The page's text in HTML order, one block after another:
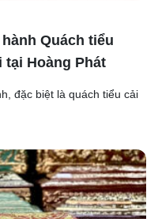
Quách tiểu
tại Hoàng Phát
đặc biệt là quách tiểu cải